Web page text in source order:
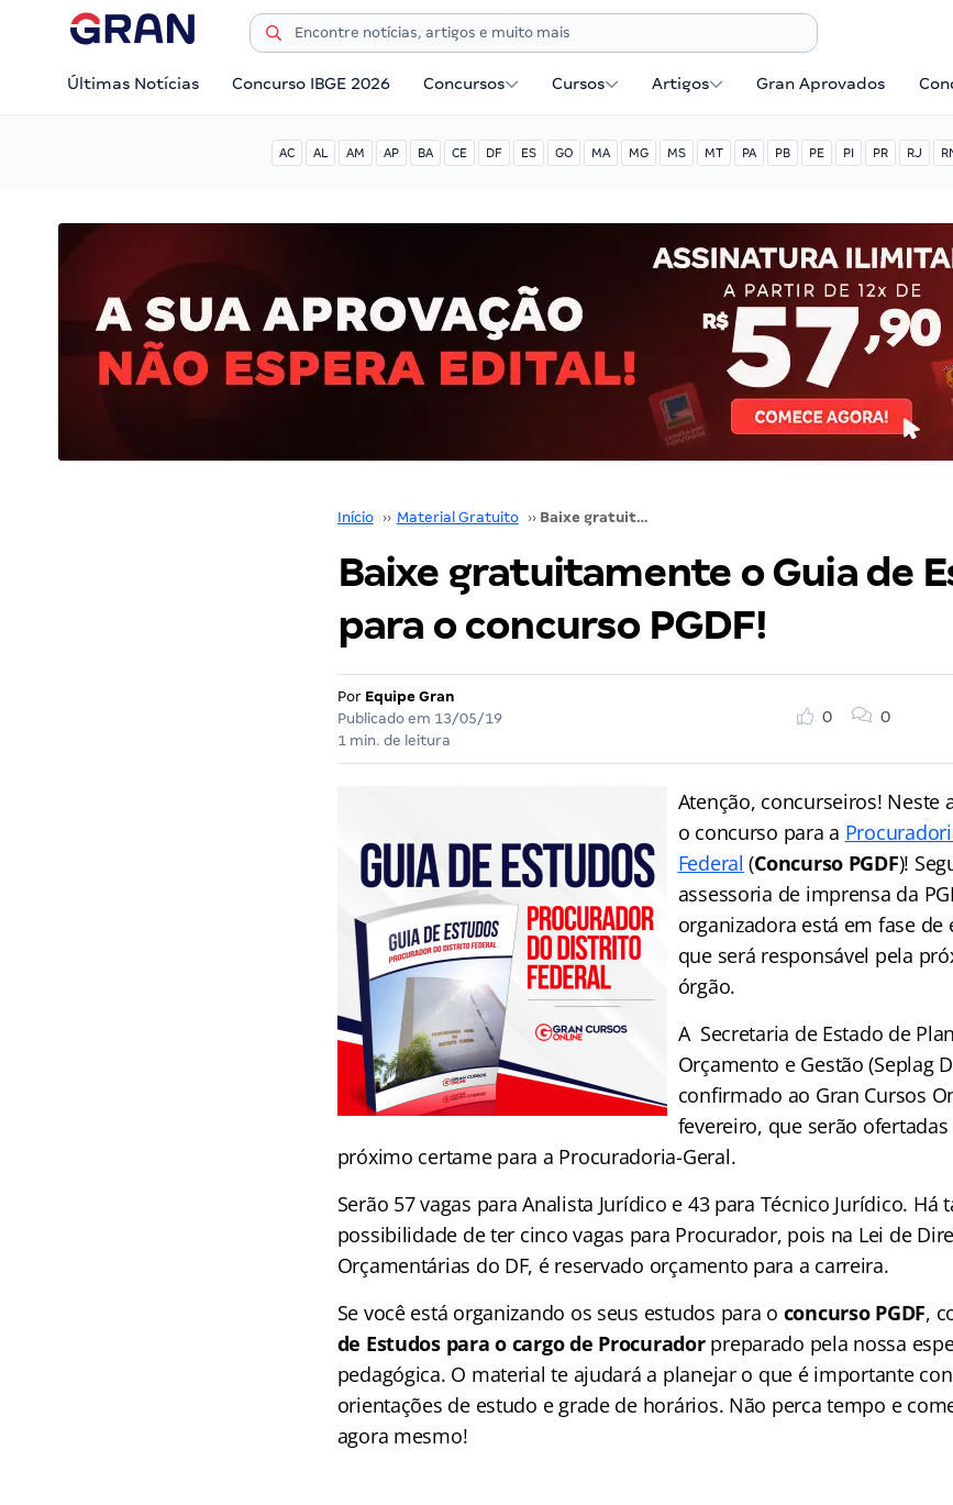
Últimas Notícias Concurso IBGE 2026 Concursos Cursos Artigos Gran Aprovados
AC AL AM AP BA CE DF ES GO MA MG MS MT PA PB PE PI PR RJ
Início ›› Material Gratuito ›› Baixe gratuitamente o Guia de Estudos para o concurso PGDF!
Baixe gratuitamente o Guia de
para o concurso PGDF!
Por Equipe Gran
Publicado em 13/05/19
1 min. de leitura
0 0
Atenção, concurseiros! Neste
o concurso para a
Federal (Concurso PGDF)!
assessoria de imprensa da
organizadora está em fase de
que será responsável pela
órgão.
A Secretaria de Estado de
Orçamento e Gestão (Seplag
confirmado ao Gran Cursos
fevereiro, que serão ofertadas
próximo certame para a Procuradoria-Geral.
Serão 57 vagas para Analista Jurídico e 43 para Técnico Jurídico. Há
possibilidade de ter cinco vagas para Procurador, pois na Lei de
Orçamentárias do DF, é reservado orçamento para a carreira.
Se você está organizando os seus estudos para o concurso PGDF,
de Estudos para o cargo de Procuradorpreparado pela nossa
pedagógica. O material te ajudará a planejar o que é importante
orientações de estudo e grade de horários. Não perca tempo e
agora mesmo!